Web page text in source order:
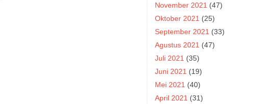
November 2021 (47)
Oktober 2021 (25)
September 2021 (33)
Agustus 2021 (47)
Juli 2021 (35)
Juni 2021 (19)
Mei 2021 (40)
April 2021 (31)